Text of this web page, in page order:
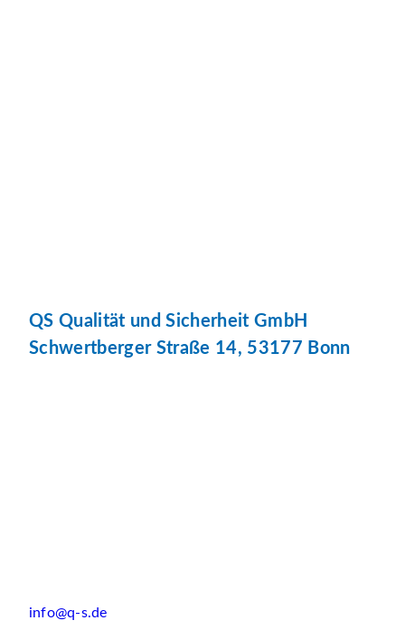
QS Qualität und Sicherheit GmbH
Schwertberger Straße 14, 53177 Bonn
info@q-s.de